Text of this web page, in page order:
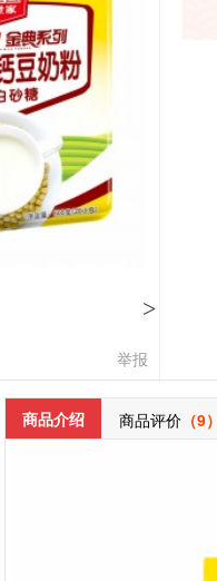
>
举报
商品介绍 商品评价 （9）